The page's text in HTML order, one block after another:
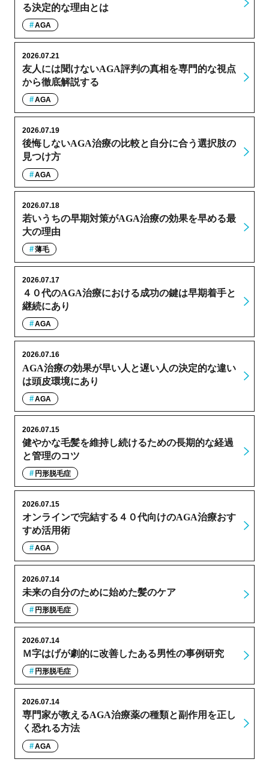
る決定的な理由とは
AGA
友人には聞けないAGA評判の真相を専門的な視点
から徹底解説する
2026.07.21
AGA
後悔しないAGA治療の比較と自分に合う選択肢の
見つけ方
2026.07.19
AGA
若いうちの早期対策がAGA治療の効果を早める最
大の理由
2026.07.18
薄毛
４０代のAGA治療における成功の鍵は早期着手と
継続にあり
2026.07.17
AGA
AGA治療の効果が早い人と遅い人の決定的な違い
は頭皮環境にあり
2026.07.16
AGA
健やかな毛髪を維持し続けるための長期的な経過
と管理のコツ
2026.07.15
円形脱毛症
オンラインで完結する４０代向けのAGA治療おす
すめ活用術
2026.07.15
AGA
未来の自分のために始めた髪のケア
2026.07.14
円形脱毛症
Ｍ字はげが劇的に改善したある男性の事例研究
2026.07.14
円形脱毛症
専門家が教えるAGA治療薬の種類と副作用を正し
く恐れる方法
2026.07.14
AGA